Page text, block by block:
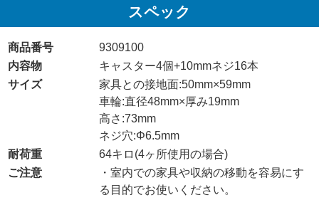
スペック
商品番号
9309100
内容物
キャスター4個+10mmネジ16本
サイズ
家具との接地面:50mm×59mm
車輪:直径48mm×厚み19mm
高さ:73mm
ネジ穴:Φ6.5mm
耐荷重
64キロ(4ヶ所使用の場合)
ご注意
・室内での家具や収納の移動を容易にす
る目的でお使いください。